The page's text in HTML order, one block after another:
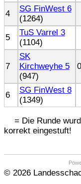
4
SG FinWest 6
(1264)
5
TuS Varrel 3
(1104)
7
SK
Kirchweyhe 5
(947)
6
SG FinWest 8
(1349)
= Die Runde
korrekt eingestuft!
© 2026